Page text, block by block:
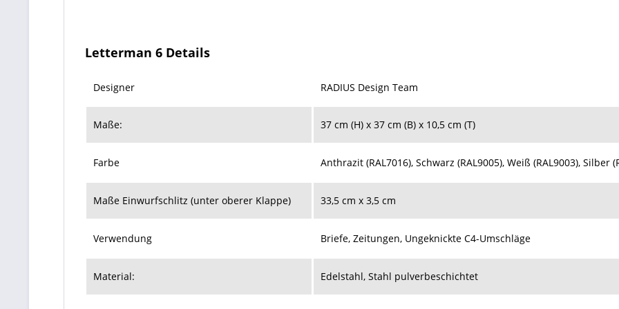
Letterman 6 Details
Designer RADIUS Design Team
Maße: 37 cm (H) x 37 cm (B) x 10,5 cm (T)
Farbe Anthrazit (RAL7016), Schwarz (RAL9005), Weiß (RAL9003), Silber
Maße Einwurfschlitz (unter oberer Klappe) 33,5 cm x 3,5 cm
Verwendung Briefe, Zeitungen, Ungeknickte C4-Umschläge
Material: Edelstahl, Stahl pulverbeschichtet